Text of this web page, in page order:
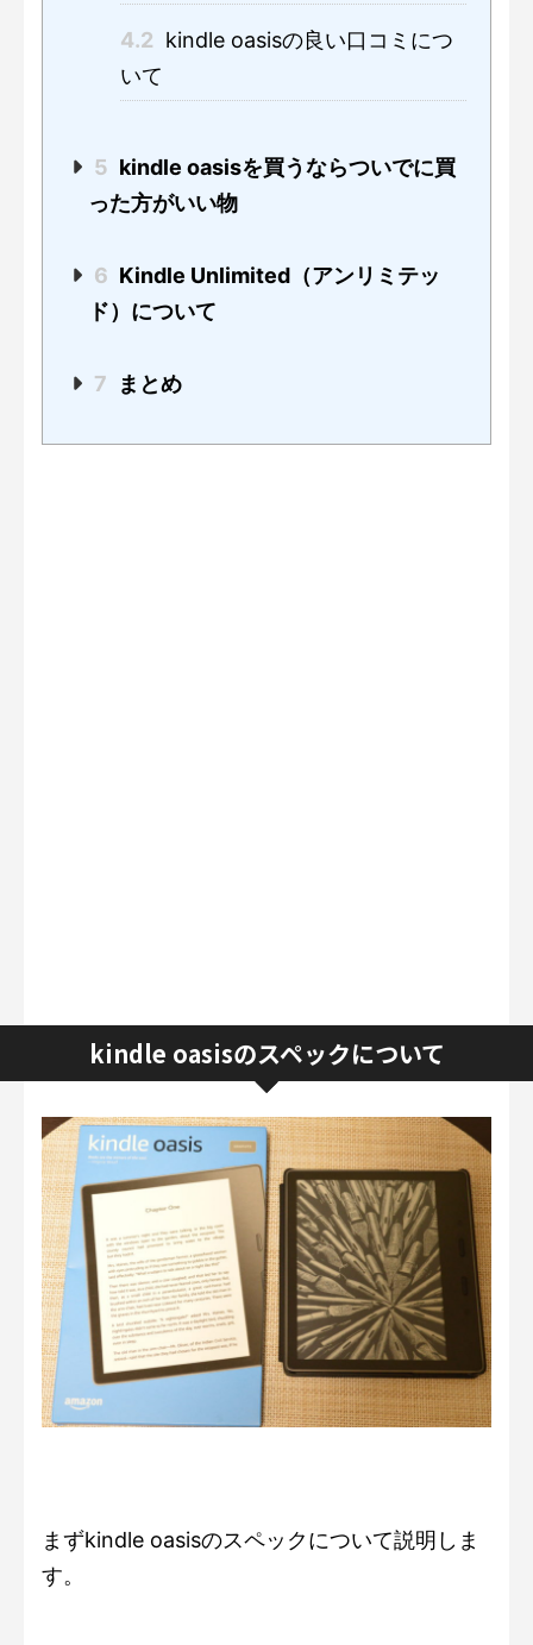
4.2 kindle oasisの良い口コミにつ
いて
5 kindle oasisを買うならついでに買
った方がいい物
6 Kindle Unlimited（アンリミテッ
ド）について
7 まとめ
kindle oasisのスペックについて
まずkindle oasisのスペックについて説明しま
す。